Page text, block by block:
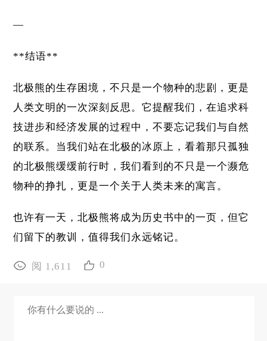
—
**结语**
北极熊的生存困境，不只是一个物种的悲剧，更是
人类文明的一次深刻反思。它提醒我们，在追求科
技进步和经济发展的过程中，不要忘记我们与自然
的联系。当我们站在北极的冰原上，看着那只孤独
的北极熊缓缓前行时，我们看到的不只是一个濒危
物种的挣扎，更是一个关于人类未来的寓言。
也许有一天，北极熊将成为历史书中的一页，但它
们留下的教训，值得我们永远铭记。
阅 1,611 0